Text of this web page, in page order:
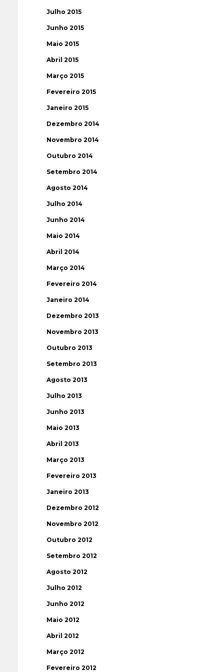
Julho 2015
Junho 2015
Maio 2015
Abril 2015
Março 2015
Fevereiro 2015
Janeiro 2015
Dezembro 2014
Novembro 2014
Outubro 2014
Setembro 2014
Agosto 2014
Julho 2014
Junho 2014
Maio 2014
Abril 2014
Março 2014
Fevereiro 2014
Janeiro 2014
Dezembro 2013
Novembro 2013
Outubro 2013
Setembro 2013
Agosto 2013
Julho 2013
Junho 2013
Maio 2013
Abril 2013
Março 2013
Fevereiro 2013
Janeiro 2013
Dezembro 2012
Novembro 2012
Outubro 2012
Setembro 2012
Agosto 2012
Julho 2012
Junho 2012
Maio 2012
Abril 2012
Março 2012
Fevereiro 2012